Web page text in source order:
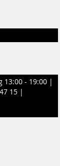
13:00 - 19:00 |
15 |